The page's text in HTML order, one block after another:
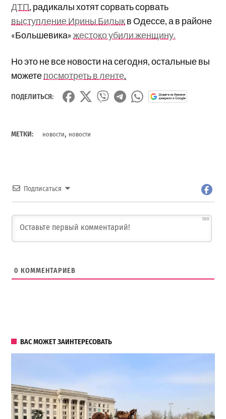
ДТП, радикалы хотят сорвать сорвать
выступление Ирины Билыкв Одессе, а в районе
«Большевика»жестоко убили женщину.
Но это не все новости на сегодня, остальные вы
можетепосмотреть в ленте.
ПОДЕЛИТЬСЯ:
МЕТКИ: новости, новости
Подписаться
500
0 КОММЕНТАРИЕВ
ВАС МОЖЕТ ЗАИНТЕРЕСОВАТЬ